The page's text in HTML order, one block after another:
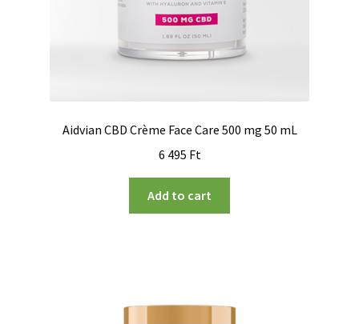
Aidvian CBD Crème Face Care 500 mg 50 mL
6 495 Ft
Add to cart